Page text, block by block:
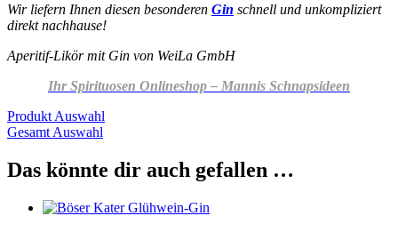
Wir liefern Ihnen diesen besonderen Gin schnell und unkompliziert
direkt nachhause!
Aperitif-Likör mit Gin von WeiLa GmbH
Ihr Spirituosen Onlineshop – Mannis Schnapsideen
Produkt Auswahl
Gesamt Auswahl
Das könnte dir auch gefallen …